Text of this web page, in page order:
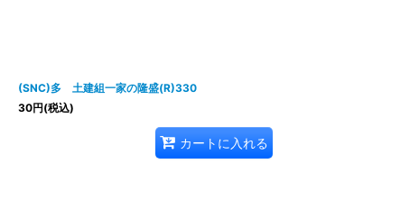
(SNC)多 土建組一家の隆盛(R)330
30円(税込)
カートに入れる